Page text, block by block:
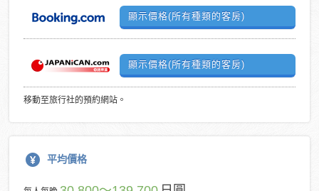
顯示價格(所有種類的客房)
顯示價格(所有種類的客房)
移動至旅行社的預約網站。
平均價格